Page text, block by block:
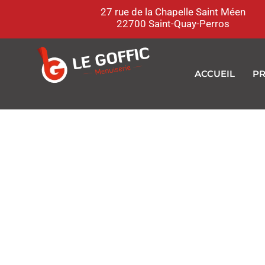
27 rue de la Chapelle Saint Méen
22700 Saint-Quay-Perros
ACCUEIL